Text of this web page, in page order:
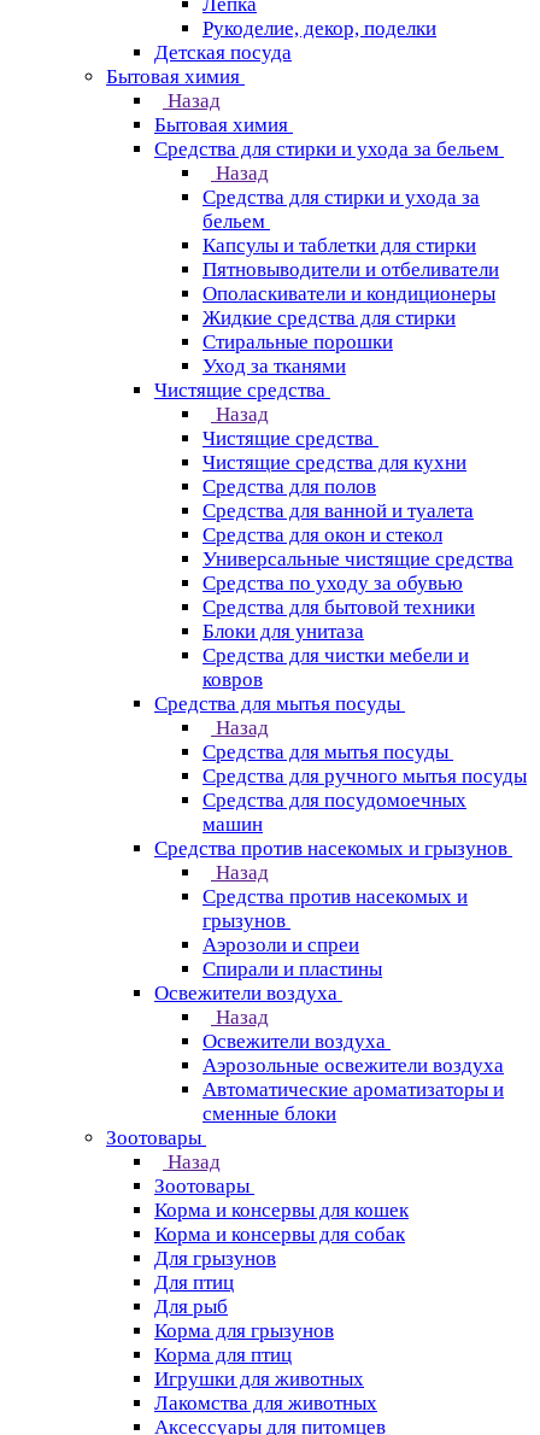
Рукоделие, декор, поделки
Детская посуда
Бытовая химия
Назад
Бытовая химия
Средства для стирки и ухода за бельем
Назад
Средства для стирки и ухода за
бельем
Капсулы и таблетки для стирки
Пятновыводители и отбеливатели
Ополаскиватели и кондиционеры
Жидкие средства для стирки
Стиральные порошки
Уход за тканями
Чистящие средства
Назад
Чистящие средства
Чистящие средства для кухни
Средства для полов
Средства для ванной и туалета
Средства для окон и стекол
Универсальные чистящие средства
Средства по уходу за обувью
Средства для бытовой техники
Блоки для унитаза
Средства для чистки мебели и
ковров
Средства для мытья посуды
Назад
Средства для мытья посуды
Средства для ручного мытья посуды
Средства для посудомоечных
машин
Средства против насекомых и грызунов
Назад
Средства против насекомых и
грызунов
Аэрозоли и спреи
Спирали и пластины
Освежители воздуха
Назад
Освежители воздуха
Аэрозольные освежители воздуха
Автоматические ароматизаторы и
сменные блоки
Зоотовары
Назад
Зоотовары
Корма и консервы для кошек
Корма и консервы для собак
Для грызунов
Для птиц
Для рыб
Корма для грызунов
Корма для птиц
Игрушки для животных
Лакомства для животных
Аксессуары для питомцев